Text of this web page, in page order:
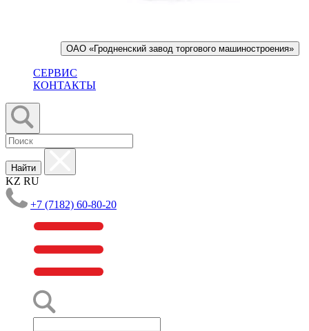
ОАО «Гродненский завод торгового машиностроения»
СЕРВИС
КОНТАКТЫ
Найти
KZ RU
+7 (7182) 60-80-20